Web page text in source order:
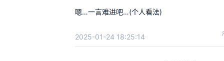
嗯…一言难进吧…(个人看法)
2025-01-24 18:25:14